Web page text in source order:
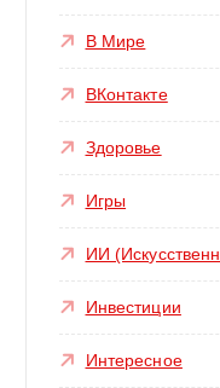
В Мире
ВКонтакте
Здоровье
Игры
ИИ
Инвестиции
Интересное